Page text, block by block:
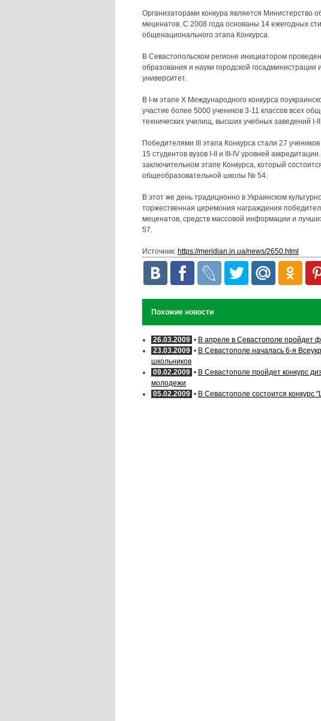
Организаторами конкура является Министерство
меценатов. С 2008 года основаны 14 ежегодных
общенационального этапа Конкурса.
В Севастопольском регионе инициатором
образования и науки городской
университет.
В I-м этапе Х Международного конкурса
участие более 5000 учеников 3-11 классов всех
технических училищ, высших учебных заведений І-ІІ
Победителями ІІІ этапа Конкурса стали 27
15 студентов вузов І-ІІ и ІІІ-ІV уровней
заключительном этапе Конкурса, который
общеобразовательной школы № 54.
В этот же день традиционно в Украинском
торжественная церемония награждения
меценатов, средств массовой информации и
57.
Источник: https://meridian.in.ua/news/2650.html
Похожие новости
26.03.2009 • В апреле в Севастополе пройдет
23.03.2009 • В Севастополе началась 6-я
школьников
09.02.2009 • В Севастополе пройдет конкурс
молодежи
05.02.2009 • В Севастополе состоится конкурс